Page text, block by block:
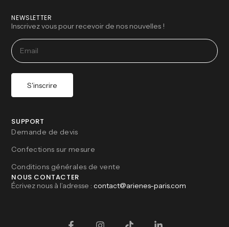
NEWSLETTER
Inscrivez vous pour recevoir de nos nouvelles !
S'inscrire
SUPPORT
Demande de devis
Confections sur mesure
Conditions générales de vente
NOUS CONTACTER
Écrivez nous à l’adresse :contact@arienes-paris.com